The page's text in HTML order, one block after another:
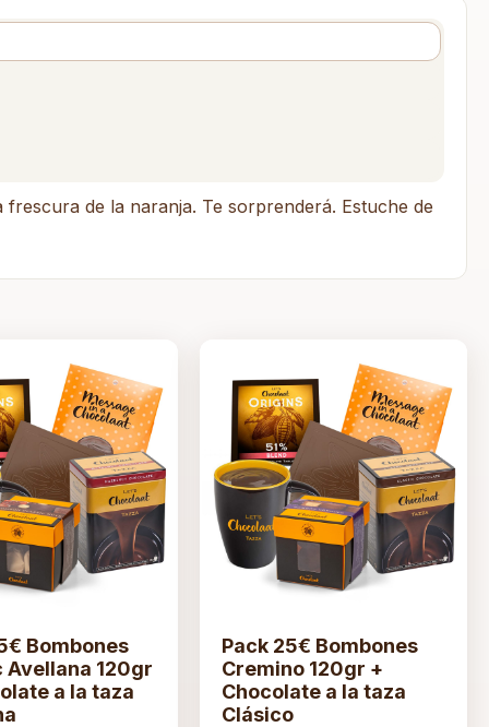
de la naranja. Te sorprenderá. Estuche de
Bombones
Avellana 120gr
a la taza
Pack 25€ Bombones
Cremino 120gr +
Chocolate a la taza
Clásico